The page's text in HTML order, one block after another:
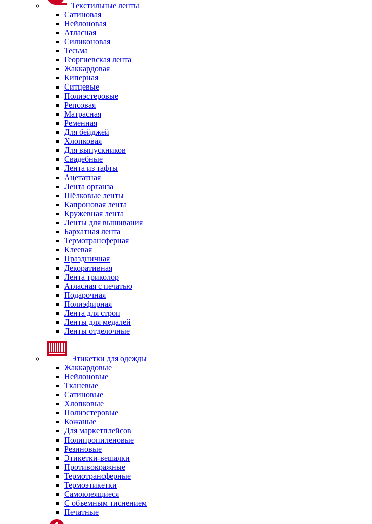
Текстильные ленты
Сатиновая
Нейлоновая
Атласная
Силиконовая
Тесьма
Георгиевская лента
Жаккардовая
Киперная
Ситцевые
Полиэстеровые
Репсовая
Матрасная
Ременная
Для бейджей
Хлопковая
Для выпускников
Свадебные
Лента из тафты
Ацетатная
Лента органза
Шёлковые ленты
Капроновая лента
Кружевная лента
Ленты для вышивания
Бархатная лента
Термотрансферная
Клеевая
Праздничная
Декоративная
Лента триколор
Атласная с печатью
Подарочная
Полиэфирная
Лента для строп
Ленты для медалей
Ленты отделочные
Этикетки для одежды
Жаккардовые
Нейлоновые
Тканевые
Сатиновые
Хлопковые
Полиэстеровые
Кожаные
Для маркетплейсов
Полипропиленовые
Резиновые
Этикетки-вешалки
Противокражные
Термотрансферные
Термоэтикетки
Самоклеящиеся
С объемным тиснением
Печатные